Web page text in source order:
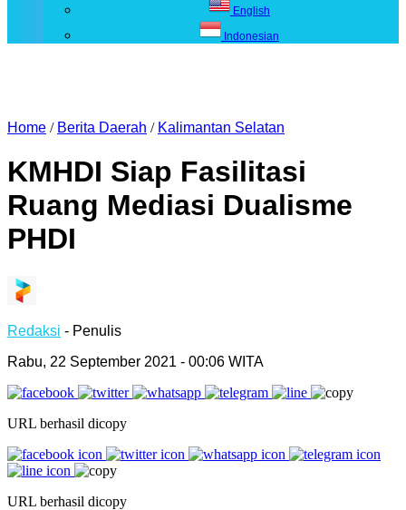
English
Indonesian
Home / Berita Daerah / Kalimantan Selatan
KMHDI Siap Fasilitasi
Ruang Mediasi Dualisme
PHDI
Redaksi - Penulis
Rabu, 22 September 2021 - 00:06 WITA
URL berhasil dicopy
URL berhasil dicopy